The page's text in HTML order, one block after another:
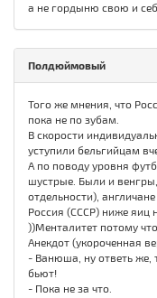
а не гордыню свою и
Полдюймовый
Того же мнения, что
пока не по зубам.
В скорости
уступили бельгийцам
А по поводу уровня
шустрые. Были и
отдельности),
Россия (СССР) ниже яиц
))Менталитет потому
Анекдот (укороченная
- Ванюша, ну ответь же,
бьют!
- Пока не за что.